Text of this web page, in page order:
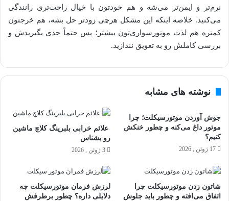
نرم‌تر و ایمن‌تر می‌شه و هم خودتون با خیال راحت‌تری رانندگی
می‌کنید. خلاصه اینکه این مشکل هرچی زودتر حل بشه، هم خرجتون
کمتره هم لذت موتورسواری‌تون بیشتر؛ پس حتماً جدی بگیریدش و
بررسی کاملش رو به تعویق نندازید.
نوشته های مشابه
جوش آوردن موتورسیکلت؛ چرا
موتور داغ می‌کنه و چطور خنکش
کنیم؟
17 ژوئن , 2026
علائم خرابی بلبرینگ کلاچ ماشین
رو بشناس
3 ژوئن , 2026
شاتون زدن موتورسیکلت چرا
اتفاق می‌افته و چطور باید جلوش
لرزش فرمان موتورسیکلت چه
دلایلی داره؟ چطور برطرفش